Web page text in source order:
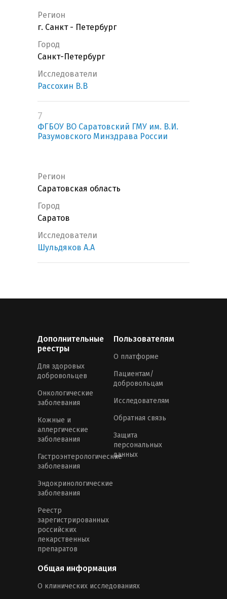
Регион
г. Санкт - Петербург
Город
Санкт-Петербург
Исследователи
Рассохин В.В
7
ФГБОУ ВО Саратовский ГМУ им. В.И.
Разумовского Минздрава России
Регион
Саратовская область
Город
Саратов
Исследователи
Шульдяков А.А
Дополнительные
реестры
Для здоровых
добровольцев
Онкологические
заболевания
Кожные и
аллергические
заболевания
Гастроэнтерологические
заболевания
Эндокринологические
заболевания
Реестр
зарегистрированных
российских
лекарственных
препаратов
Пользователям
О платформе
Пациентам/
добровольцам
Исследователям
Обратная связь
Защита
персональных
данных
Общая информация
О клинических исследованиях